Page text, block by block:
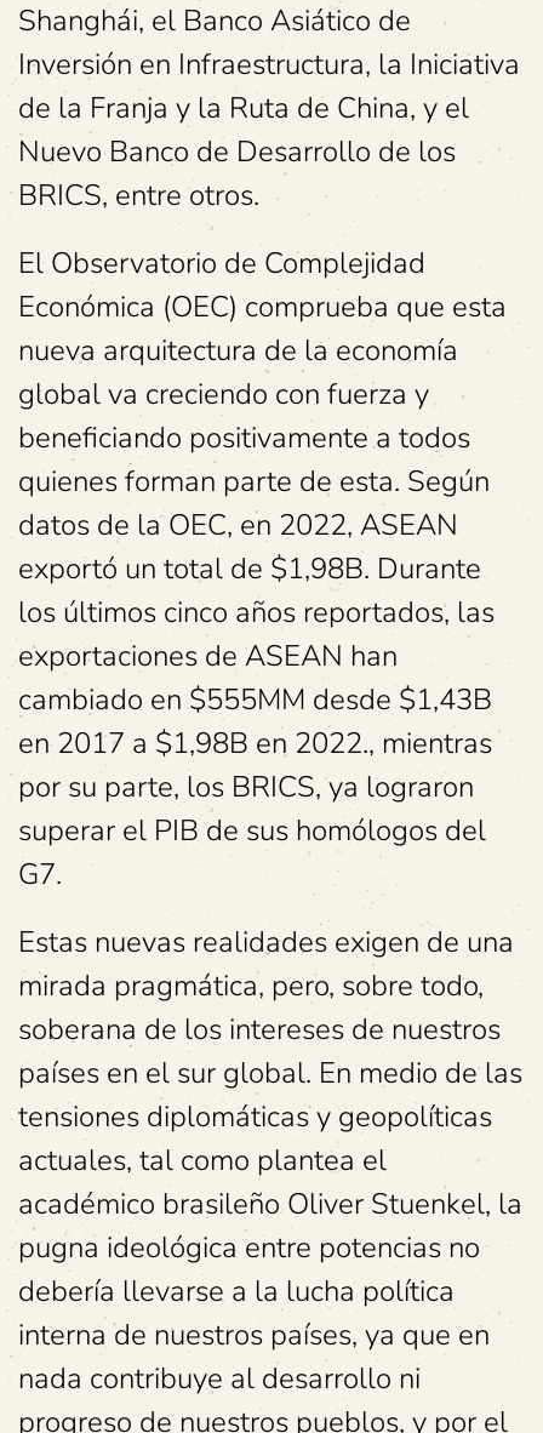
Shanghái, el Banco Asiático de
Inversión en Infraestructura, la Iniciativa
de la Franja y la Ruta de China, y el
Nuevo Banco de Desarrollo de los
BRICS, entre otros.
El Observatorio de Complejidad
Económica (OEC) comprueba que esta
nueva arquitectura de la economía
global va creciendo con fuerza y
beneficiando positivamente a todos
quienes forman parte de esta. Según
datos de la OEC, en 2022, ASEAN
exportó un total de $1,98B. Durante
los últimos cinco años reportados, las
exportaciones de ASEAN han
cambiado en $555MM desde $1,43B
en 2017 a $1,98B en 2022., mientras
por su parte, los BRICS, ya lograron
superar el PIB de sus homólogos del
G7.
Estas nuevas realidades exigen de una
mirada pragmática, pero, sobre todo,
soberana de los intereses de nuestros
países en el sur global. En medio de las
tensiones diplomáticas y geopolíticas
actuales, tal como plantea el
académico brasileño Oliver Stuenkel, la
pugna ideológica entre potencias no
debería llevarse a la lucha política
interna de nuestros países, ya que en
nada contribuye al desarrollo ni
progreso de nuestros pueblos, y por el